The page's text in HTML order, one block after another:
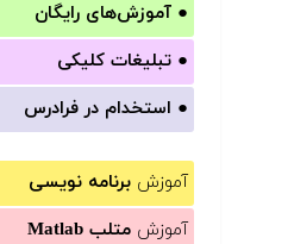
● آموزش‌های رایگان
● تبلیغات کلیکی
● استخدام در فرادرس
آموزش برنامه نویسی
آموزش متلب Matlab